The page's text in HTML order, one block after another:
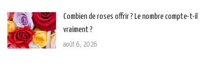
Combien de roses offrir ? Le nombre compte-t-il
vraiment ?
août 6, 2026